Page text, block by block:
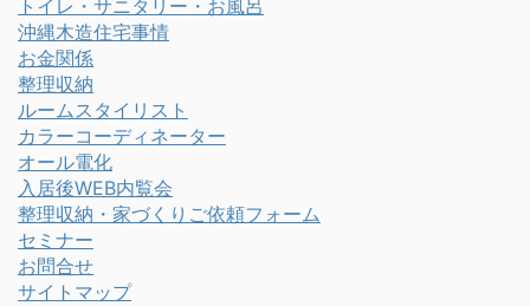
トイレ・サニタリー・お風呂
沖縄木造住宅事情
お金関係
整理収納
ルームスタイリスト
カラーコーディネーター
オール電化
入居後WEB内覧会
整理収納・家づくりご依頼フォーム
セミナー
お問合せ
サイトマップ